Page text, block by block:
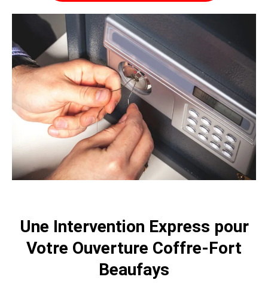
Une Intervention Express pour
Votre Ouverture Coffre-Fort
Beaufays